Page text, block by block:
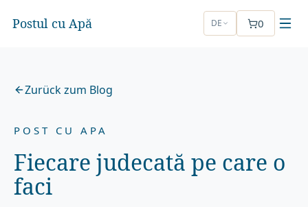
Postul cu Apă DE 0
Zurück zum Blog
POST CU APA
Fiecare judecată pe care o
faci